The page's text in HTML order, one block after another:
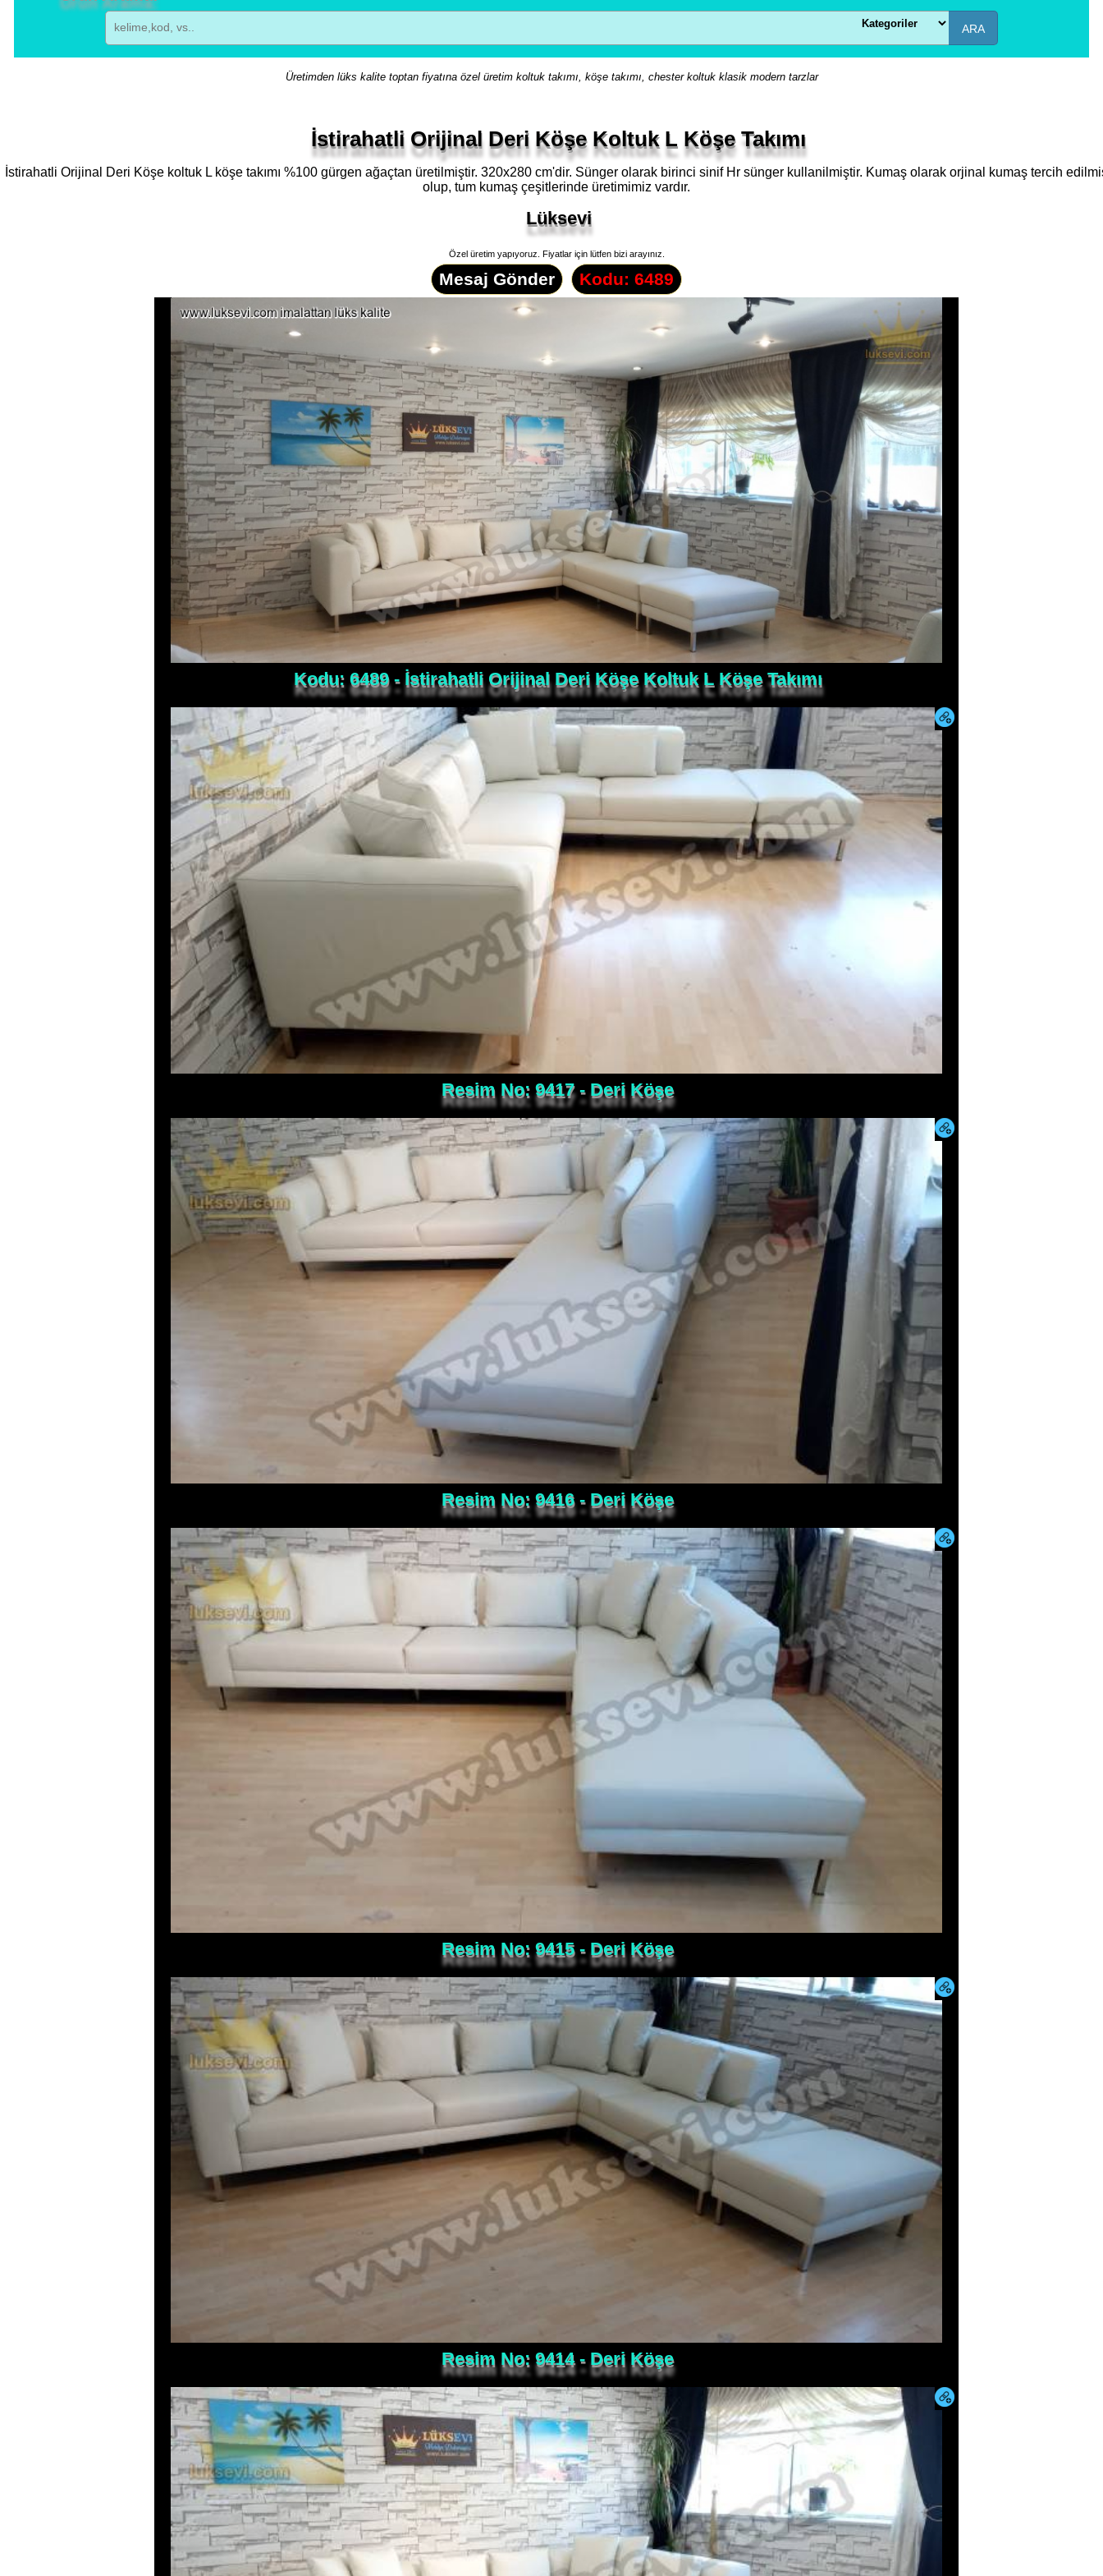
ARA
Üretimden lüks kalite toptan fiyatına özel üretim koltuk takımı, köşe takımı, chester koltuk klasik modern tarzlar
İstirahatli Orijinal Deri Köşe Koltuk L Köşe Takımı
İstirahatli Orijinal Deri Köşe koltuk L köşe takımı %100 gürgen ağaçtan üretilmiştir. 320x280 cm'dir. Sünger olarak birinci sinif Hr sünger kullanilmiştir. Kumaş olarak orjinal kumaş tercih
olup, tum kumaş çeşitlerinde üretimimiz vardır.
Lüksevi
Özel üretim yapıyoruz. Fiyatlar için lütfen bizi arayınız.
Mesaj Gönder Kodu: 6489
Kodu: 6489 - İstirahatli Orijinal Deri Köşe Koltuk L Köşe Takımı
Resim No: 9417 - Deri Köşe
Resim No: 9416 - Deri Köşe
Resim No: 9415 - Deri Köşe
Resim No: 9414 - Deri Köşe